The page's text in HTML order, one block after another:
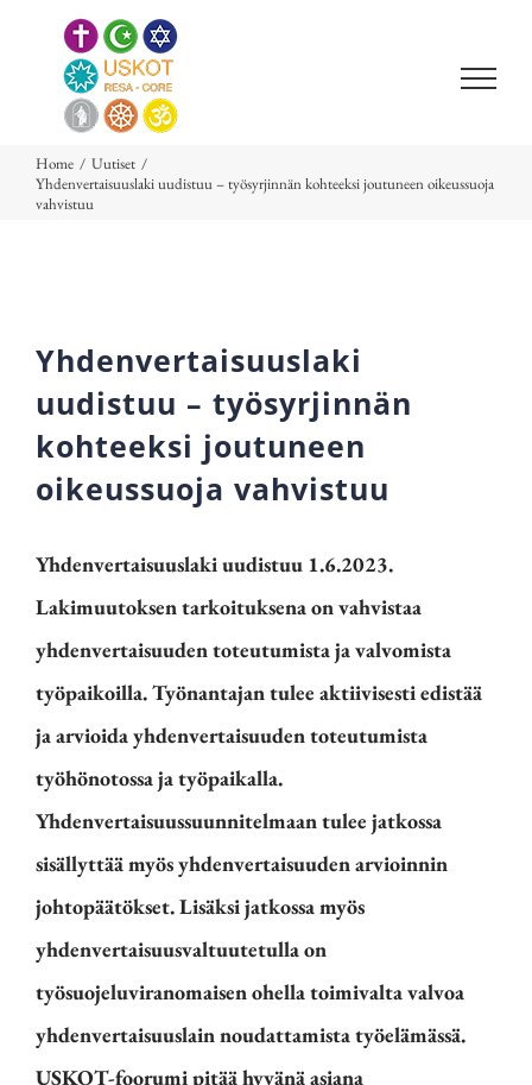
Home / Uutiset /
Yhdenvertaisuuslaki uudistuu – työsyrjinnän kohteeksi joutuneen oikeussuoja
vahvistuu
Yhdenvertaisuuslaki
uudistuu – työsyrjinnän
kohteeksi joutuneen
oikeussuoja vahvistuu
Yhdenvertaisuuslaki uudistuu 1.6.2023.
Lakimuutoksen tarkoituksena on vahvistaa
yhdenvertaisuuden toteutumista ja valvomista
työpaikoilla. Työnantajan tulee aktiivisesti edistää
ja arvioida yhdenvertaisuuden toteutumista
työhönotossa ja työpaikalla.
Yhdenvertaisuussuunnitelmaan tulee jatkossa
sisällyttää myös yhdenvertaisuuden arvioinnin
johtopäätökset. Lisäksi jatkossa myös
yhdenvertaisuusvaltuutetulla on
työsuojeluviranomaisen ohella toimivalta valvoa
yhdenvertaisuuslain noudattamista työelämässä.
USKOT-foorumi pitää hyvänä asiana